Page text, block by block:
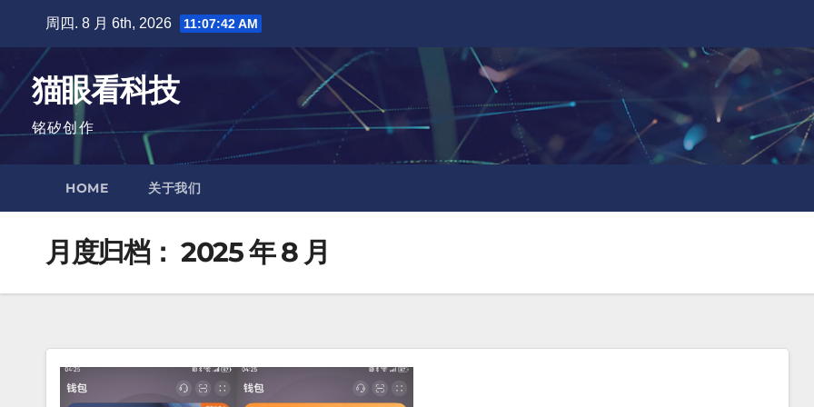
容
周四. 8 月 6th, 2026 11:07:43 AM
猫眼看科技
铭矽创作
HOME 关于我们
月度归档： 2025 年 8 月